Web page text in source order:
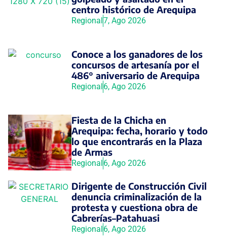
centro histórico de Arequipa
Regional7, Ago 2026
Conoce a los ganadores de los
concursos de artesanía por el
486° aniversario de Arequipa
Regional6, Ago 2026
Fiesta de la Chicha en
Arequipa: fecha, horario y todo
lo que encontrarás en la Plaza
de Armas
Regional6, Ago 2026
Dirigente de Construcción Civil
denuncia criminalización de la
protesta y cuestiona obra de
Cabrerías–Patahuasi
Regional6, Ago 2026